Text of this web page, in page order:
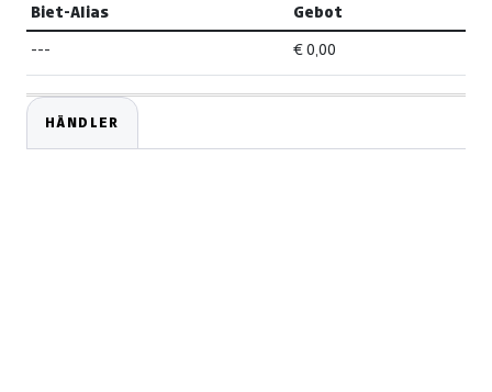
Biet-Alias Gebot
--- € 0,00
HÄNDLER